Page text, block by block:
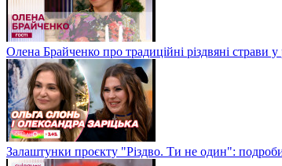
Олена Брайченко про традиційні різдвяні страви у
Залаштунки проєкту "Різдво. Ти не один":